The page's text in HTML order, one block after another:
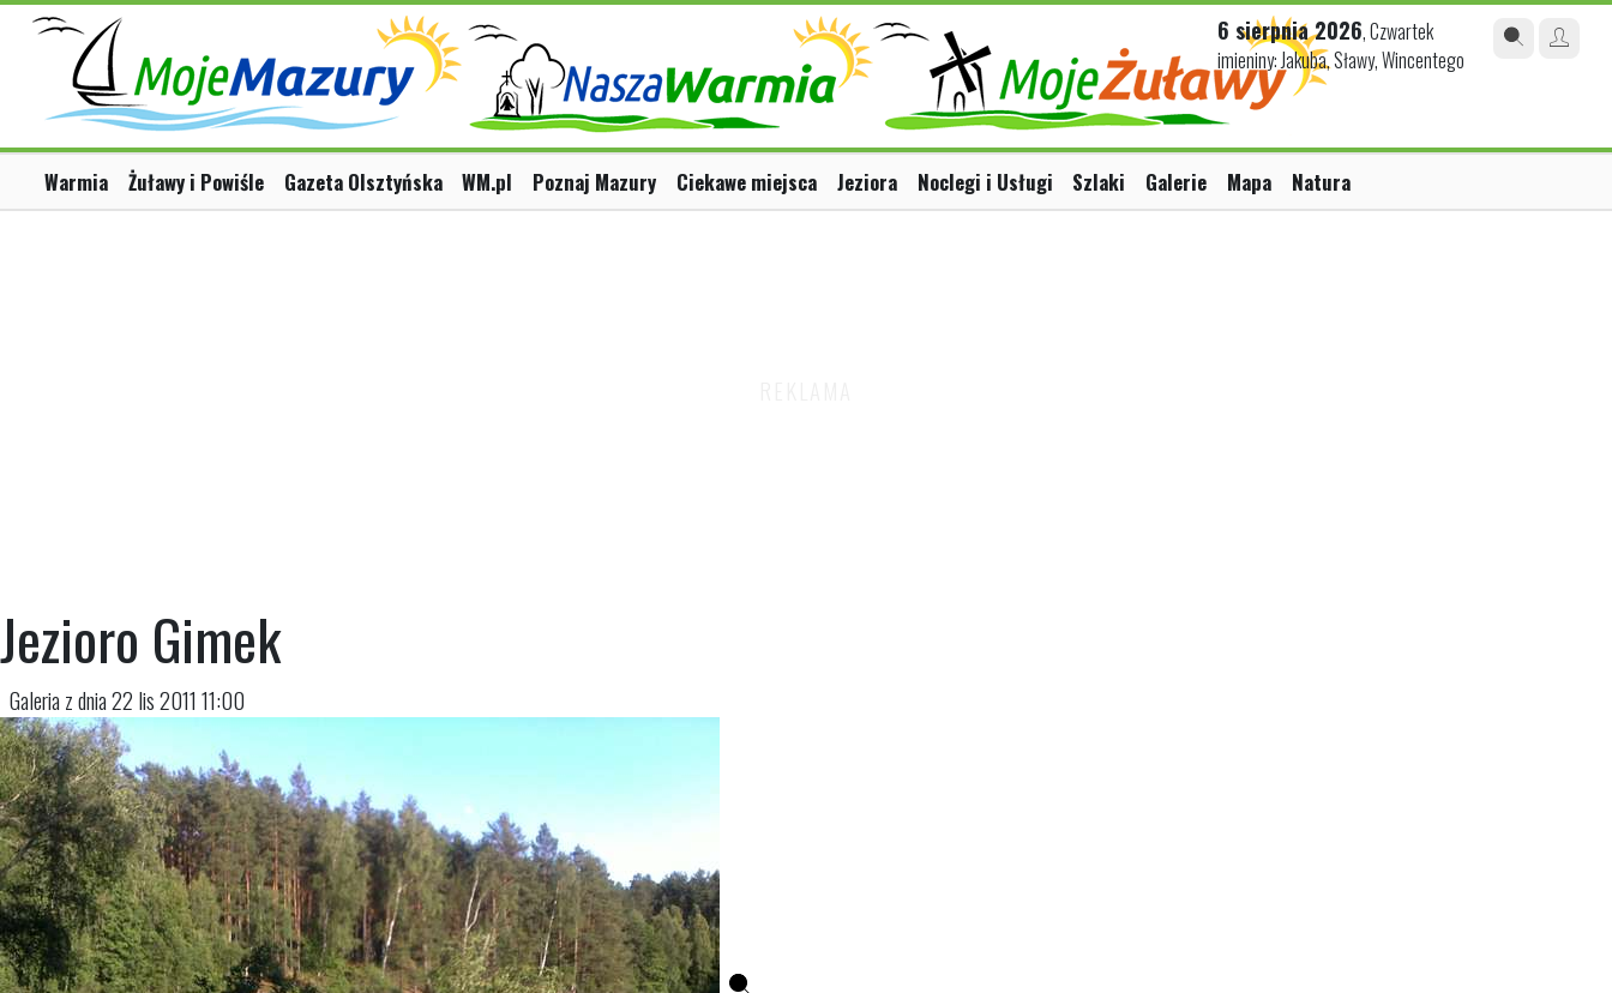
6 sierpnia 2026, Czwartek
imieniny: Jakuba, Sławy, Wincentego
Warmia Żuławy i Powiśle Gazeta Olsztyńska WM.pl Poznaj Mazury Ciekawe miejsca Jeziora Noclegi i Usługi Szlaki Galerie Mapa Natura
Jezioro Gimek
Galeria z dnia 22 lis 2011 11:00